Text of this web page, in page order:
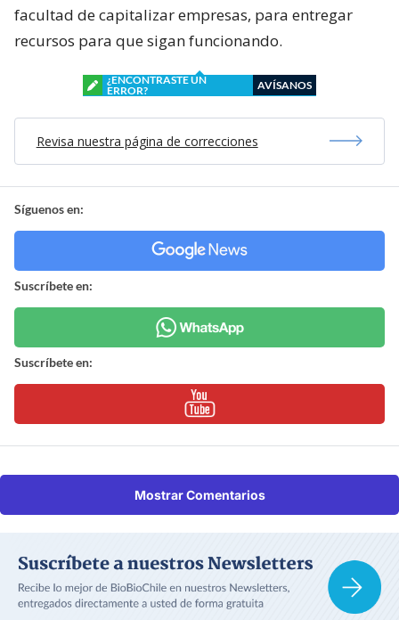
facultad de capitalizar empresas, para entregar
recursos para que sigan funcionando.
¿ENCONTRASTE UN
ERROR?
AVÍSANOS
Revisa nuestra página de correcciones
Síguenos en:
Suscríbete en:
Suscríbete en:
Mostrar Comentarios